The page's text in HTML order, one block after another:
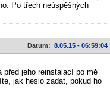
Po třech neúspěšných
Datum: 8.05.15 - 06:59:04
před jeho reinstalací po mě
jak heslo zadat, pokud ho